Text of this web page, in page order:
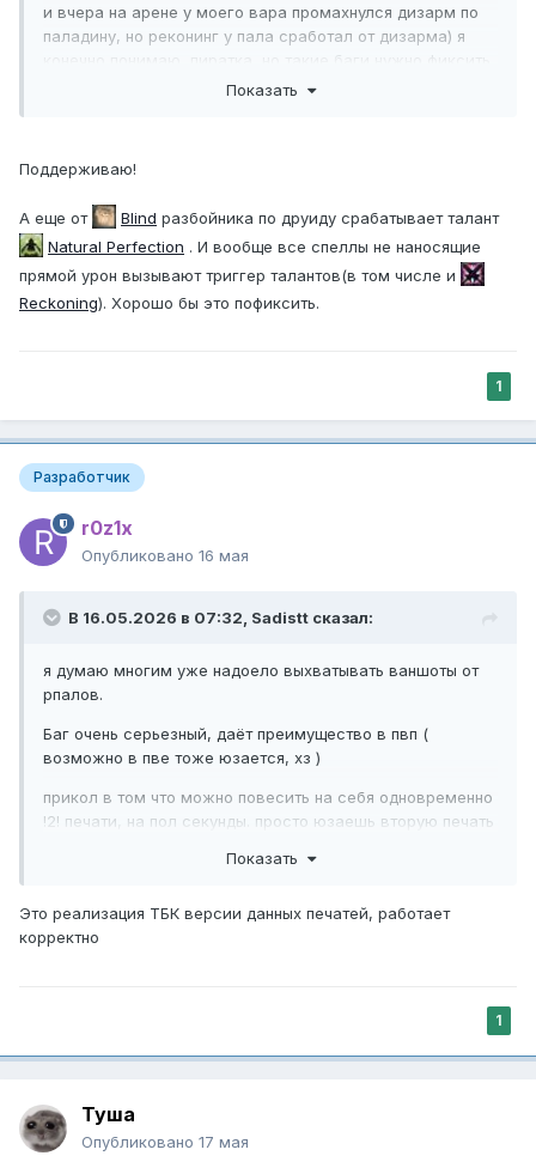
и вчера на арене у моего вара промахнулся дизарм по
паладину, но реконинг у пала сработал от дизарма) я
конечно понимаю, пиратка, но такие баги нужно фиксить
Показать
Поддерживаю!
А еще от Blind разбойника по друиду срабатывает талант
Natural Perfection . И вообще все спеллы не наносящие
прямой урон вызывают триггер талантов(в том числе и
Reckoning). Хорошо бы это пофиксить.
1
Разработчик
r0z1x
Опубликовано 16 мая
В 16.05.2026 в 07:32, Sadistt сказал:
я думаю многим уже надоело выхватывать ваншоты от
рпалов.
Баг очень серьезный, даёт преимущество в пвп (
возможно в пве тоже юзается, хз )
прикол в том что можно повесить на себя одновременно
!2! печати, на пол секунды. просто юзаешь вторую печать
двойной урон. а если сработал реконинг. то четверной
то урон х8.
одет фул пвп, ресайленс 435, 16840брони. и просто один
фикс
Показать
Это реализация ТБК версии данных печатей, работает
корректно
1
Туша
Опубликовано 17 мая